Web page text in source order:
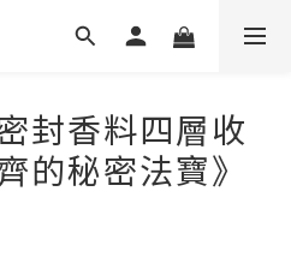
封香料四層收
的秘密法寶》